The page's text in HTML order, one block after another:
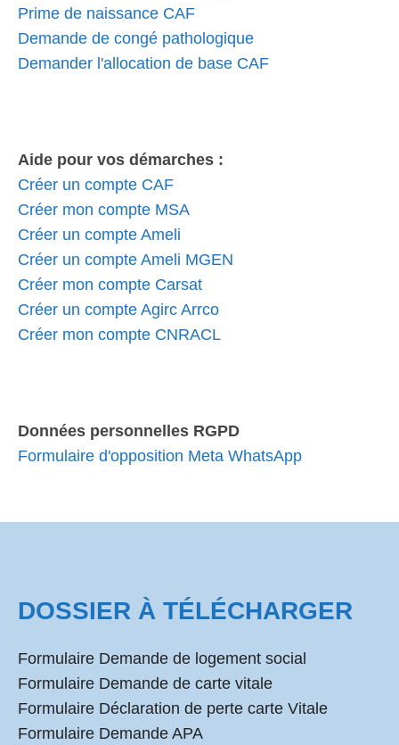
Prime de naissance CAF
Demande de congé pathologique
Demander l'allocation de base CAF
Aide pour vos démarches :
Créer un compte CAF
Créer mon compte MSA
Créer un compte Ameli
Créer un compte Ameli MGEN
Créer mon compte Carsat
Créer un compte Agirc Arrco
Créer mon compte CNRACL
Données personnelles RGPD
Formulaire d'opposition Meta WhatsApp
DOSSIER À TÉLÉCHARGER
Formulaire Demande de logement social
Formulaire Demande de carte vitale
Formulaire Déclaration de perte carte Vitale
Formulaire Demande APA